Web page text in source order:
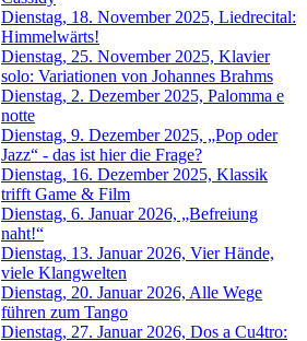
Dienstag, 18. November 2025, Liedrecital:
Himmelwärts!
Dienstag, 25. November 2025, Klavier
solo: Variationen von Johannes Brahms
Dienstag, 2. Dezember 2025, Palomma e
notte
Dienstag, 9. Dezember 2025, „Pop oder
Jazz“ - das ist hier die Frage?
Dienstag, 16. Dezember 2025, Klassik
trifft Game & Film
Dienstag, 6. Januar 2026, „Befreiung
naht!“
Dienstag, 13. Januar 2026, Vier Hände,
viele Klangwelten
Dienstag, 20. Januar 2026, Alle Wege
führen zum Tango
Dienstag, 27. Januar 2026, Dos a Cu4tro: